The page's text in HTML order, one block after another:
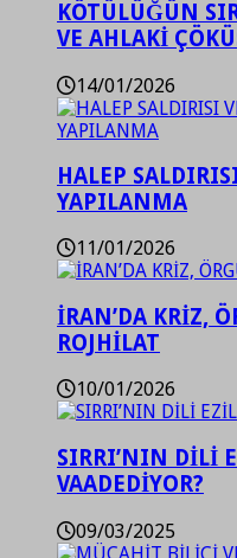
KÖTÜLÜĞÜN
VE AHLAKİ
14/01/2026
HALEP
YAPILANMA
11/01/2026
İRAN’DA KRİZ,
ROJHİLAT
10/01/2026
SIRRI’NIN DİLİ
VAADEDİYOR?
09/03/2025